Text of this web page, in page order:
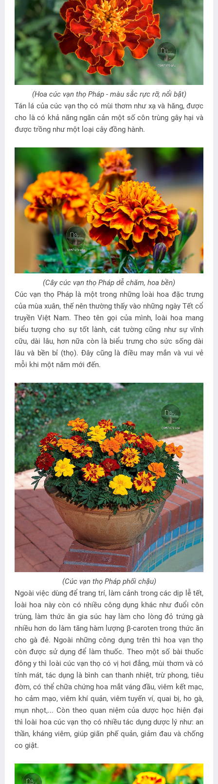
(Hoa cúc vạn thọ Pháp - màu sắc rực rỡ, nổi bật)
Tán lá của cúc vạn thọ có mùi thơm như xạ và hăng, được
cho là có khả năng ngăn cản một số côn trùng gây hại và
được trồng như một loại cây đồng hành.
(Cây cúc vạn thọ Pháp dễ chăm, hoa bền)
Cúc vạn thọ Pháp là một trong những loài hoa đặc trưng
của mùa xuân, thế nên thường thấy vào những ngày Tết cổ
truyền Việt Nam. Theo tên gọi của mình, loài hoa mang
biểu tượng cho sự tốt lành, cát tường cũng như sự vĩnh
cữu, dài lâu, hơn nữa còn là biểu trưng cho sức sống dài
lâu và bền bỉ (thọ). Đây cũng là điều may mắn và vui vẻ
mỗi khi một năm mới đến.
(Cúc vạn thọ Pháp phối chậu)
Ngoài việc dùng để trang trí, làm cảnh trong các dịp lễ tết,
loài hoa này còn có nhiều công dụng khác như đuổi côn
trùng, làm thức ăn gia súc hay làm cho lòng đỏ trứng gà
nhiều hơn do làm tăng hàm lượng β-caroten trong thức ăn
cho gà đẻ. Ngoài những công dụng trên thì hoa vạn thọ
còn được sử dụng để làm thuốc. Theo một số bài thuốc
đông y thì loài cúc vạn thọ có vị hơi đắng, mùi thơm và có
tính mát, tác dụng là bình can thanh nhiệt, trừ phong, tiêu
đờm, có thể chữa chứng hoa mắt váng đầu, viêm kết mạc,
ho cảm mạo, viêm khí quản, viêm tuyến ví, quai bị, ho gà,
mụn nhọt,... Còn theo quan niệm của dược học hiện đại
thì loài hoa cúc vạn thọ có nhiều tác dụng dược lý như: an
thần, kháng viêm, giúp giãn phế quản, giảm đau và chống
co giật.